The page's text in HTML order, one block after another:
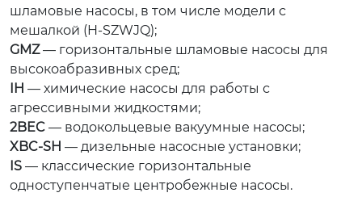
шламовые насосы, в том числе модели с
мешалкой (H-SZWJQ);
GMZ— горизонтальные шламовые насосы для
высокоабразивных сред;
IH — химические насосы для работы с
агрессивными жидкостями;
2BEC — водокольцевые вакуумные насосы;
XBC-SH — дизельные насосные установки;
IS — классические горизонтальные
одноступенчатые центробежные насосы.